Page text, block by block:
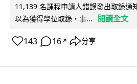
11,139 名課程申請人錯誤發出取錄通
以為獲得學位取錄，事...
閱讀全文
143 16 ↗ 分享